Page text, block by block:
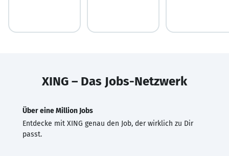
XING – Das Jobs-Netzwerk
Über eine Million Jobs
Entdecke mit XING genau den Job, der wirklich zu Dir
passt.